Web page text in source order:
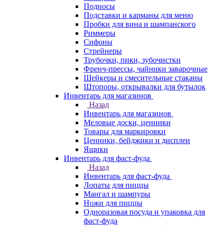
Подносы
Подставки и карманы для меню
Пробки для вина и шампанского
Риммеры
Сифоны
Стрейнеры
Трубочки, пики, зубочистки
Френч-прессы, чайники заварочные
Шейкеры и смесительные стаканы
Штопоры, открывалки для бутылок
Инвентарь для магазинов
Назад
Инвентарь для магазинов
Меловые доски, ценники
Товары для маркировки
Ценники, бейджики и дисплеи
Ящики
Инвентарь для фаст-фуда
Назад
Инвентарь для фаст-фуда
Лопаты для пиццы
Мангал и шампуры
Ножи для пиццы
Одноразовая посуда и упаковка для
фаст-фуда